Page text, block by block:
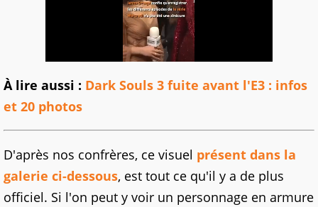
À lire aussi : Dark Souls 3 fuite avant l'E3 : infos
et 20 photos
D'après nos confrères, ce visuel présent dans la
galerie ci-dessous, est tout ce qu'il y a de plus
officiel. Si l'on peut y voir un personnage en armure